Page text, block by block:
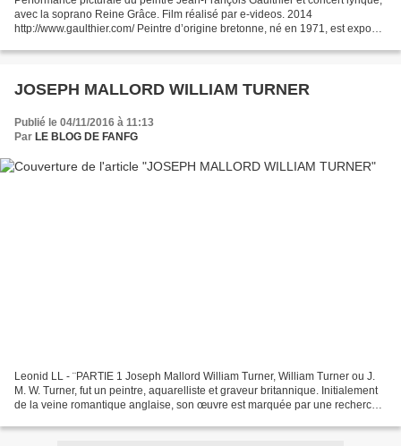
avec la soprano Reine Grâce. Film réalisé par e-videos. 2014
http://www.gaulthier.com/ Peintre d’origine bretonne, né en 1971, est exposé
JOSEPH MALLORD WILLIAM TURNER
Publié le 04/11/2016 à 11:13
Par LE BLOG DE FANFG
Leonid LL - ¨PARTIE 1 Joseph Mallord William Turner, William Turner ou J.
M. W. Turner, fut un peintre, aquarelliste et graveur britannique. Initialement
de la veine romantique anglaise, son œuvre est marquée par une recherche